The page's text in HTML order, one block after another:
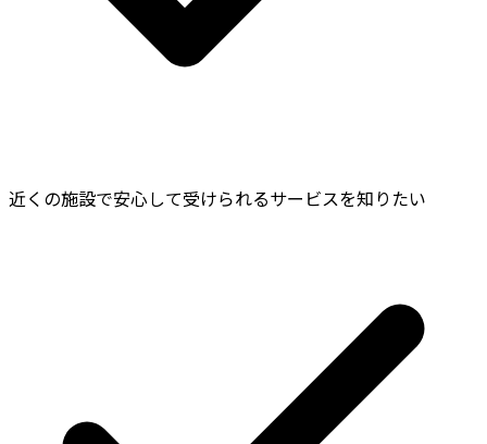
近くの施設で安心して受けられるサービスを知りたい